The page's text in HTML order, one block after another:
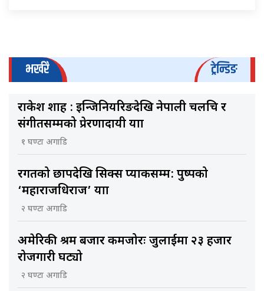
भर्खरै ट्रेन्डिङ
राकेश शाह : इन्जिनियरिङदेखि नेपाली चलचित्र र
संगीतसम्मको प्रेरणादायी यात्रा
१ घण्टा अगाडि
रगतको छापदेखि सिक्स प्याकसम्म: पुष्पको
‘महाराजधिराज’ यात्रा
२ घण्टा अगाडि
अमेरिकी श्रम बजार कमजोरः जुलाईमा २३ हजार
रोजगारी घट्यो
२ घण्टा अगाडि